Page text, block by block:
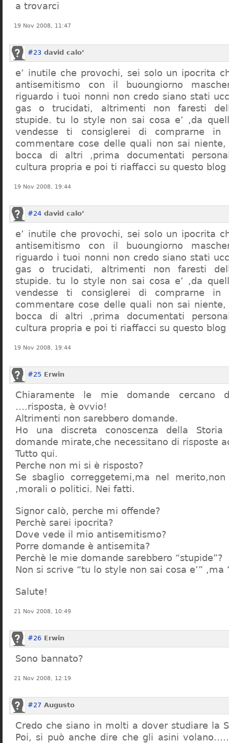
a trovarci
19 Nov 2008, 11:47
#23 david calo’
e’ inutile che provochi, sei solo un ipocrita
antisemitismo con il buoungiorno
riguardo i tuoi nonni non credo siano stati
gas o trucidati, altrimenti non faresti
stupide. tu lo style non sai cosa e’ ,da
vendesse ti consiglerei di comprarne in
commentare cose delle quali non sai
bocca di altri ,prima documentati
cultura propria e poi ti riaffacci su questo blog
19 Nov 2008, 19:44
#24 david calo’
e’ inutile che provochi, sei solo un ipocrita
antisemitismo con il buoungiorno
riguardo i tuoi nonni non credo siano stati
gas o trucidati, altrimenti non faresti
stupide. tu lo style non sai cosa e’ ,da
vendesse ti consiglerei di comprarne in
commentare cose delle quali non sai
bocca di altri ,prima documentati
cultura propria e poi ti riaffacci su questo blog
19 Nov 2008, 19:44
#25 Erwin
Chiaramente le mie domande cercano
….risposta, è ovvio!
Altrimenti non sarebbero domande.
Ho una discreta conoscenza della
domande mirate,che necessitano di risposte
Tutto qui.
Perche non mi si è risposto?
Se sbaglio correggetemi,ma nel
,morali o politici. Nei fatti.
Signor calò, perche mi offende?
Perchè sarei ipocrita?
Dove vede il mio antisemitismo?
Porre domande è antisemita?
Perchè le mie domande sarebbero “stupide”?
Non si scrive “tu lo style non sai cosa e’” ,ma
Salute!
21 Nov 2008, 10:49
#26 Erwin
Sono bannato?
21 Nov 2008, 12:19
#27 Augusto
Credo che siano in molti a dover studiare la
Poi, si può anche dire che gli asini